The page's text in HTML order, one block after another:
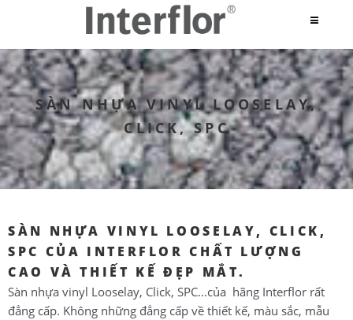
SÀN NHỰA VINYL LOOSELAY,
CLICK, SPC
SÀN NHỰA VINYL LOOSELAY, CLICK,
SPC CỦA INTERFLOR CHẤT LƯỢNG
CAO VÀ THIẾT KẾ ĐẸP MẮT.
Sàn nhựa vinyl Looselay, Click, SPC...của hãng Interflor rất
đẳng cấp. Không những đẳng cấp về thiết kế, màu sắc, mẫu